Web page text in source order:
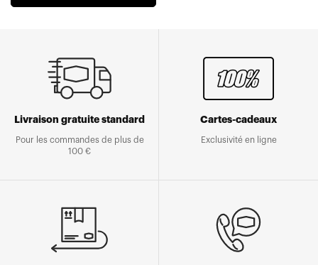
Livraison gratuite standard
Pour les commandes de plus de
100 €
Cartes-cadeaux
Exclusivité en ligne